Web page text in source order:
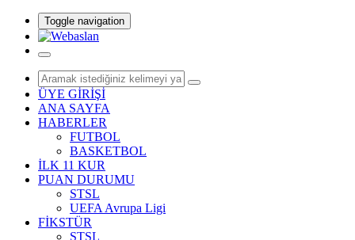
Toggle navigation
ÜYE GİRİŞİ
ANA SAYFA
HABERLER
FUTBOL
BASKETBOL
İLK 11 KUR
PUAN DURUMU
STSL
UEFA Avrupa Ligi
FİKSTÜR
STSL